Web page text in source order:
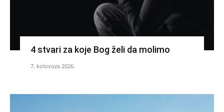
4 stvari za koje Bog želi da molimo
7. kolovoza 2026.